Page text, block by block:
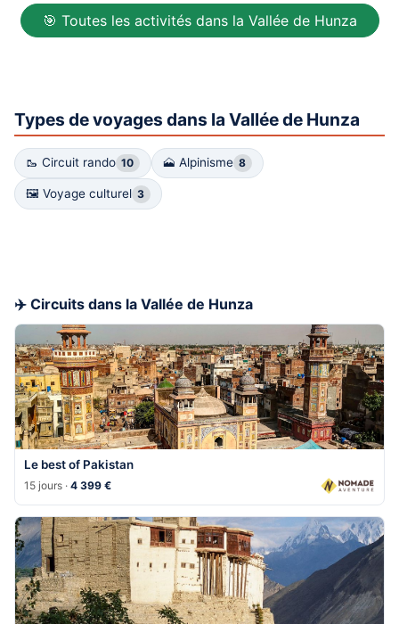
🎯 Toutes les activités dans la Vallée de Hunza
Types de voyages dans la Vallée de Hunza
🥾 Circuit rando 10 🗻 Alpinisme 8
🖼 Voyage culturel 3
✈️ Circuits dans la Vallée de Hunza
Le best of Pakistan
15 jours ·4 399 €